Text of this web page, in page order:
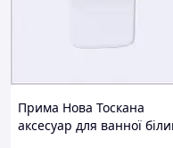
Прима Нова Тоскана
аксесуар для ванної